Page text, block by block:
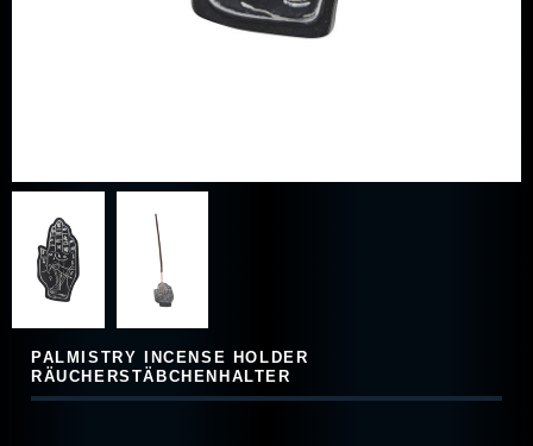
PALMISTRY INCENSE HOLDER
RÄUCHERSTÄBCHENHALTER